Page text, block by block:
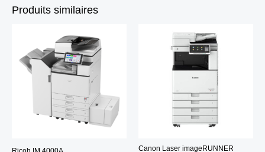
Produits similaires
Canon Laser imageRUNNER